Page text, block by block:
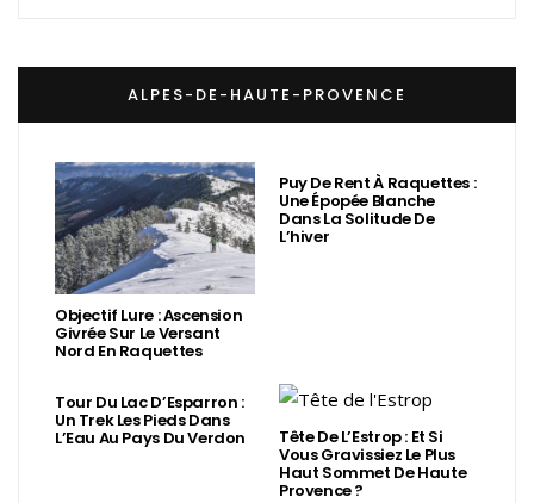
ALPES-DE-HAUTE-PROVENCE
Objectif Lure : Ascension
Givrée Sur Le Versant
Nord En Raquettes
Puy De Rent À Raquettes :
Une Épopée Blanche
Dans La Solitude De
L’hiver
Tour Du Lac D’Esparron :
Un Trek Les Pieds Dans
L’Eau Au Pays Du Verdon Tête De L’Estrop : Et Si
Vous Gravissiez Le Plus
Haut Sommet De Haute
Provence ?